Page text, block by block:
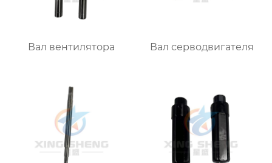
Вал вентилятора Вал серводвигателя